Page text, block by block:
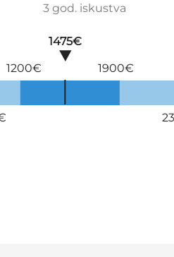
3 god. iskustva
1475€
1200€
1900€